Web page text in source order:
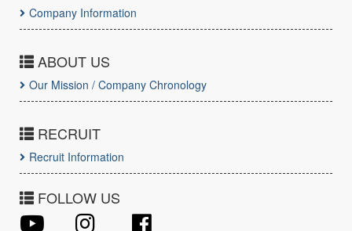
Company Information
ABOUT US
Our Mission / Company Chronology
RECRUIT
Recruit Information
FOLLOW US